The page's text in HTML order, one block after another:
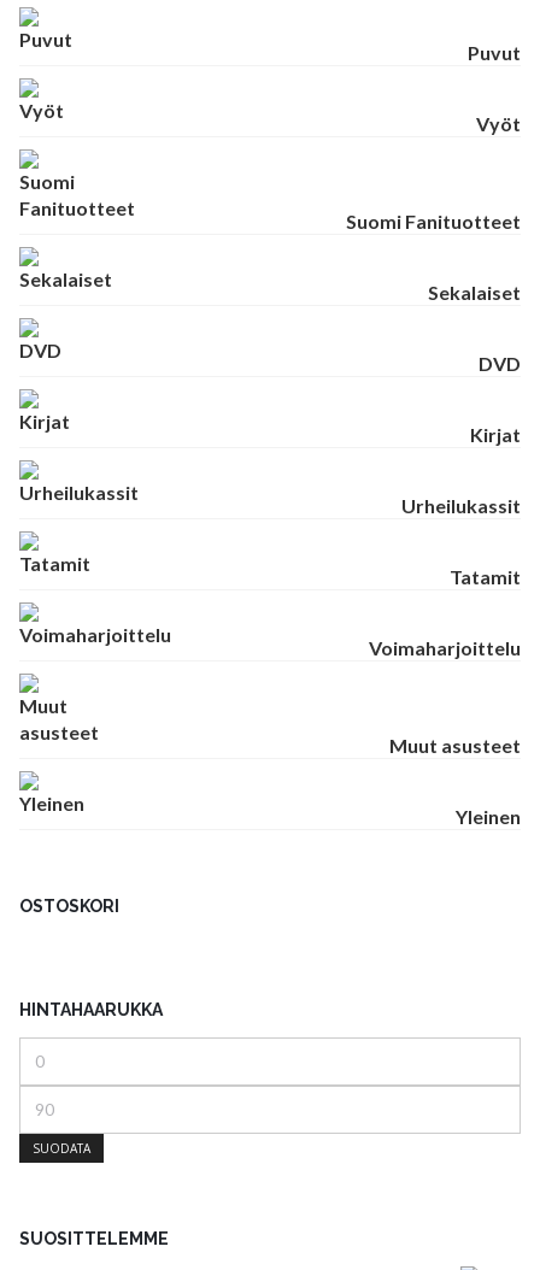
Puvut
Vyöt
Suomi Fanituotteet
Sekalaiset
DVD
Kirjat
Urheilukassit
Tatamit
Voimaharjoittelu
Muut asusteet
Yleinen
OSTOSKORI
HINTAHAARUKKA
SUODATA
SUOSITTELEMME